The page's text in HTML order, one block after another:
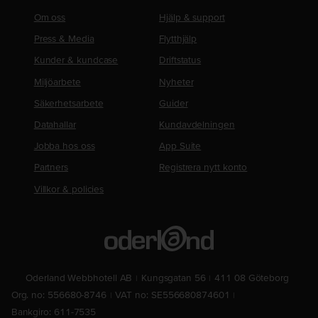
Om oss
Press & Media
Kunder & kundcase
Miljöarbete
Säkerhetsarbete
Datahallar
Jobba hos oss
Partners
Villkor & policies
Hjälp & support
Flytthjälp
Driftstatus
Nyheter
Guider
Kundavdelningen
App Suite
Registrera nytt konto
Oderland Webbhotell AB Kungsgatan 56
411 08 Göteborg
Org. no: 556680-8746
VAT no: SE556680874601
Bankgiro: 611-7535